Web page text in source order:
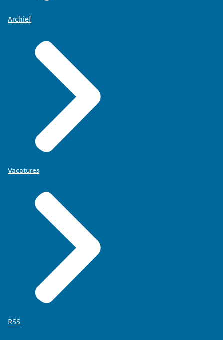
Archief
Vacatures
RSS